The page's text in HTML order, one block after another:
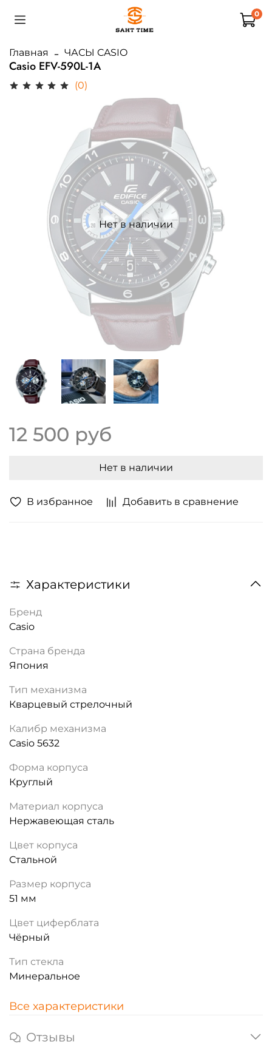
0
Главная ЧАСЫ CASIO
Casio EFV-590L-1A
(0)
В избранное Добавить в сравнение
Нет в наличии
12 500 руб
Нет в наличии
Характеристики
Бренд
Casio
Страна бренда
Япония
Тип механизма
Кварцевый стрелочный
Калибр механизма
Casio 5632
Форма корпуса
Круглый
Материал корпуса
Нержавеющая сталь
Цвет корпуса
Стальной
Размер корпуса
51 мм
Цвет циферблата
Чёрный
Тип стекла
Минеральное
Все характеристики
Отзывы